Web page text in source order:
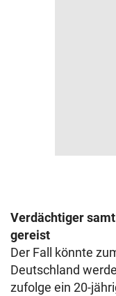
Verdächtiger
gereist
Der Fall könnte
Deutschland
zufolge ein 20-